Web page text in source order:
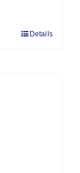
Details